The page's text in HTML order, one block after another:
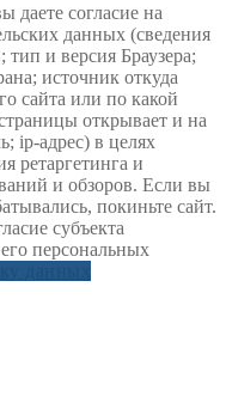
даете согласие на
данных (сведения
и версия Браузера;
источник откуда
сайта или по какой
открывает и на
ip-адрес) в целях
ретаргетинга и
и обзоров. Если вы
покиньте сайт.
субъекта
персональных